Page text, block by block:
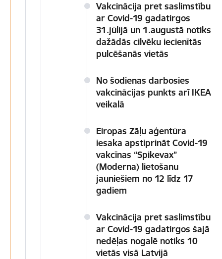
Vakcinācija pret saslimstību
ar Covid-19 gadatirgos
31.jūlijā un 1.augustā notiks
dažādās cilvēku iecienītās
pulcēšanās vietās
No šodienas darbosies
vakcinācijas punkts arī IKEA
veikalā
Eiropas Zāļu aģentūra
iesaka apstiprināt Covid-19
vakcīnas “Spikevax”
(Moderna) lietošanu
jauniešiem no 12 līdz 17
gadiem
Vakcinācija pret saslimstību
ar Covid-19 gadatirgos šajā
nedēļas nogalē notiks 10
vietās visā Latvijā